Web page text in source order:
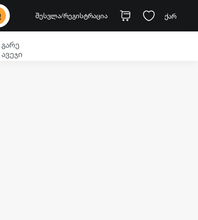
შესვლა/რეგისტრაცია ქარ
გარე
ავეჯი